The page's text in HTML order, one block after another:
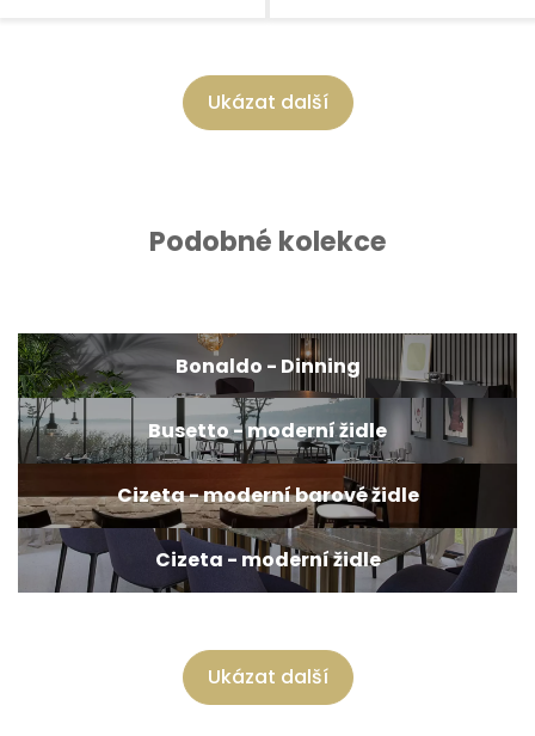
Ukázat další
Podobné kolekce
Bonaldo - Dinning
Busetto - moderní židle
Cizeta - moderní barové židle
Cizeta - moderní židle
Ukázat další